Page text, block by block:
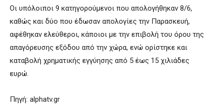
Οι υπόλοιποι 9 κατηγορούμενοι που απολογήθηκαν 8/6,
καθώς και δύο που έδωσαν απολογίες την Παρασκευή,
αφέθηκαν ελεύθεροι, κάποιοι με την επιβολή του όρου της
απαγόρευσης εξόδου από την χώρα, ενώ ορίστηκε και
καταβολή χρηματικής εγγύησης από 5 έως 15 χιλιάδες
ευρώ.
Πηγή: alphatv.gr